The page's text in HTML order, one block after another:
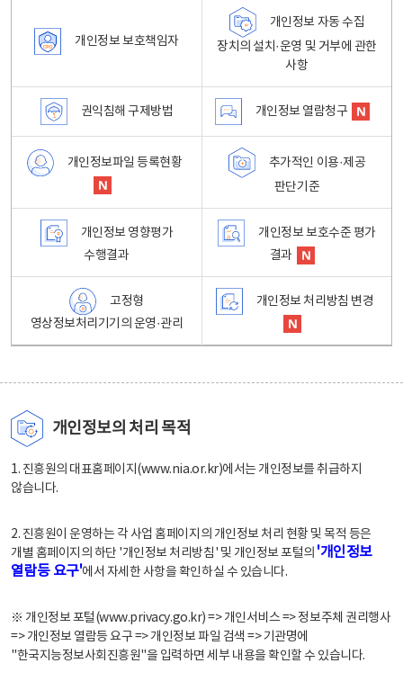
개인정보 보호책임자
개인정보 자동 수집
장치의 설치·운영 및 거부에 관한
사항
권익침해 구제방법 개인정보 열람청구
개인정보파일 등록현황
추가적인 이용·제공
판단기준
개인정보 영향평가
수행결과
개인정보 보호수준 평가
결과
고정형
영상정보처리기기의 운영·관리
개인정보 처리방침 변경
개인정보의 처리 목적
1. 진흥원의 대표홈페이지(www.nia.or.kr)에서는 개인정보를 취급하지
않습니다.
2. 진흥원이 운영하는 각 사업 홈페이지의 개인정보 처리 현황 및 목적 등은
개별 홈페이지의 하단 '개인정보 처리방침' 및 개인정보 포털의 '개인정보
열람등 요구'에서 자세한 사항을 확인하실 수 있습니다.
※ 개인정보 포털(www.privacy.go.kr) => 개인서비스 => 정보주체 권리행사
=> 개인정보 열람등 요구 => 개인정보 파일 검색 => 기관명에
"한국지능정보사회진흥원"을 입력하면 세부 내용을 확인할 수 있습니다.